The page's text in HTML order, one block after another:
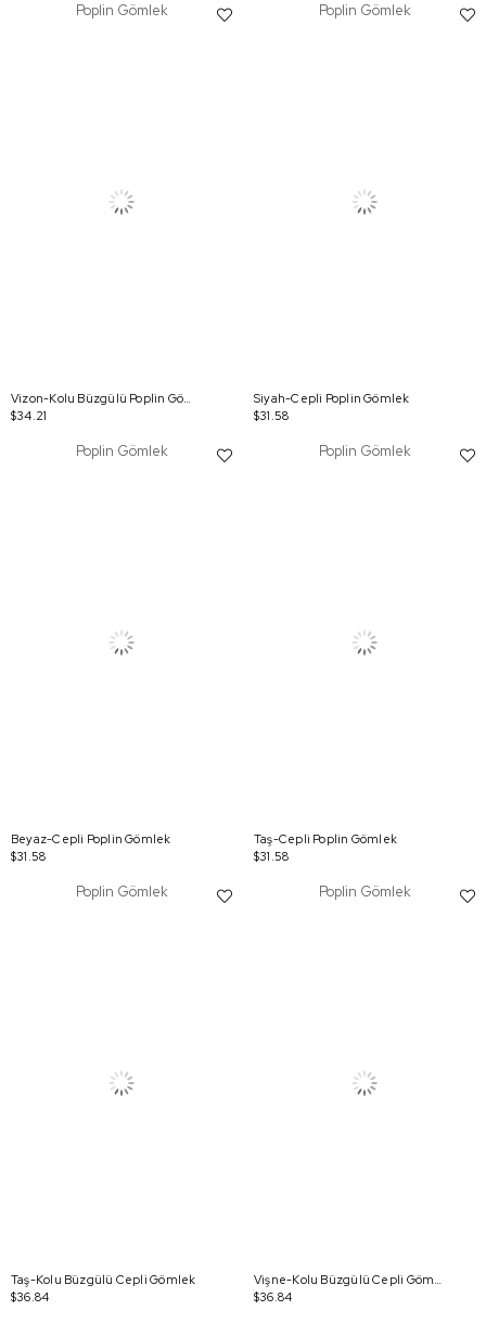
Poplin Gömlek
Vizon-Kolu Büzgülü Poplin Gömlek
$34.21
Poplin Gömlek
Siyah-Cepli Poplin Gömlek
$31.58
Poplin Gömlek
Beyaz-Cepli Poplin Gömlek
$31.58
Poplin Gömlek
Taş-Cepli Poplin Gömlek
$31.58
Poplin Gömlek
Taş-Kolu Büzgülü Cepli Gömlek
$36.84
Poplin Gömlek
Vişne-Kolu Büzgülü Cepli Gömlek
$36.84